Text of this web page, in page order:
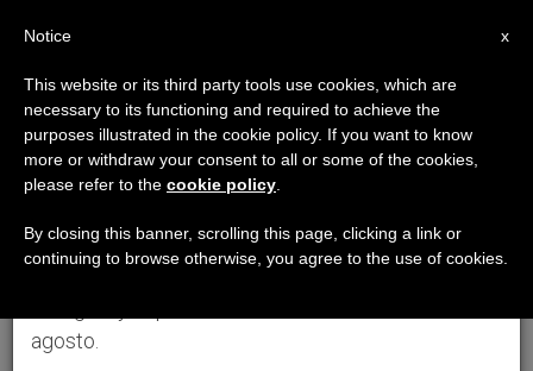
ETIQUETA
Posts Tagged
‘ceremonia
Reconciliación
×
Aviso importante
Del 27 de julio al 7 de agosto haremos la pausa
anual, aprovechando que en el periodo de verano
se generan menos informaciones y también el
agosto.
x
Notice
This website or its third party tools use cookies, which are
necessary to its functioning and required to achieve the
purposes illustrated in the cookie policy. If you want to know
more or withdraw your consent to all or some of the cookies,
please refer to the cookie policy
By closing this banner, scrolling this page, clicking a link or
continuing to browse otherwise, you agree to the use of cookies.